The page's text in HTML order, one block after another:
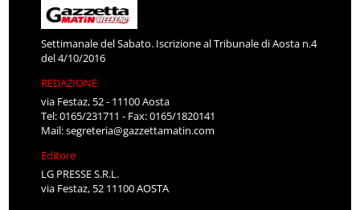
Settimanale del Sabato. Iscrizione al Tribunale di Aosta n.4
del 4/10/2016
REDAZIONE
via Festaz, 52 - 11100 Aosta
Tel: 0165/231711 - Fax: 0165/1820141
Mail:segreteria@gazzettamatin.com
Editore
LG PRESSE S.R.L.
via Festaz, 52 11100 AOSTA